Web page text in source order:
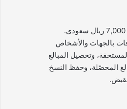
بالجهات والأشخاص
المستحقة، وتحصيل المبالغ
المحصّلة، وحفظ النسخ